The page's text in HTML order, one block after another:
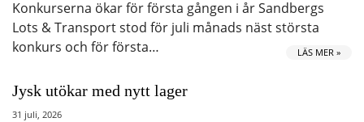
Konkurserna ökar för första gången i år Sandbergs
Lots & Transport stod för juli månads näst största
konkurs och för första…
LÄS MER »
Jysk utökar med nytt lager
31 juli, 2026